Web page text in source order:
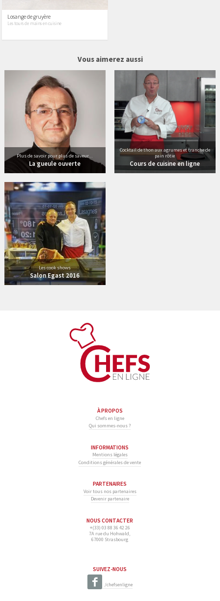
Losange de gruyère
Les tours de mains en cuisine
Vous aimerez aussi
Plus de savoir pour plus de saveur...
La gueule ouverte
Cocktail de thon aux agrumes et tranche de
pain rôtie
Cours de cuisine en ligne
Les cook shows
Salon Egast 2016
12 vidéos
À PROPOS
Chefs en ligne
Qui sommes-nous ?
INFORMATIONS
Mentions légales
Conditions générales de vente
PARTENAIRES
Voir tous nos partenaires
Devenir partenaire
NOUS CONTACTER
+(33) 03 88 36 42 26
7A rue du Hohwald,
67000 Strasbourg
SUIVEZ-NOUS
/chefsenligne